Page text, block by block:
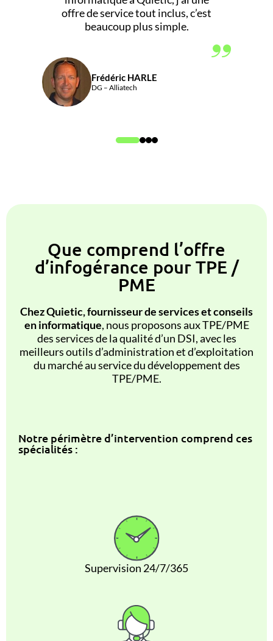
offre de service tout inclus, c’est
beaucoup plus simple.
Frédéric HARLE
DG – Alliatech
Que comprend l’offre
d’infogérance pour TPE /
PME
Chez Quietic,fournisseur de services et conseils
en informatique, nous proposons aux TPE/PME
des services de la qualité d’un DSI, avec les
meilleurs outils d’administration et d’exploitation
du marché au service du développement des
TPE/PME.
Notre périmètre d’intervention comprend ces
spécialités :
Supervision 24/7/365